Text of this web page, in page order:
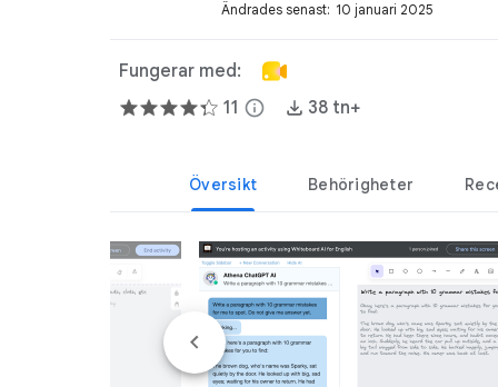
Ändrades senast: 10 januari 2025
Fungerar med:
11 info 38 tn+
Översikt Behörigheter